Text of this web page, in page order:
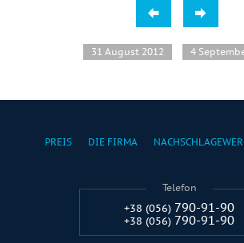
31 August 2012 4
PREIS DIE FIRMA
Telefon
+38 (056) 790-91-90
+38 (056) 790-91-90